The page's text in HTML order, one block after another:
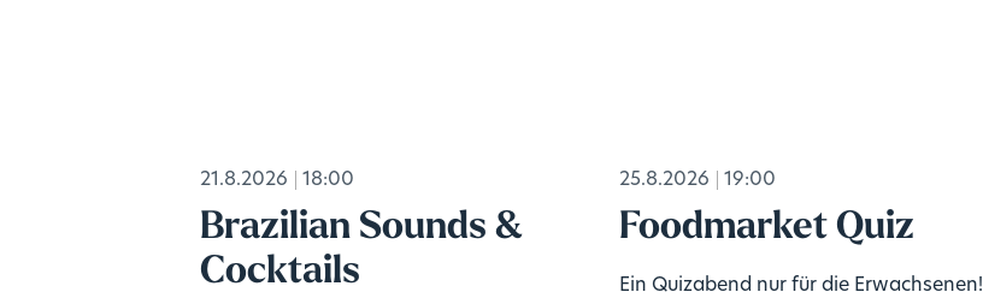
21.8.2026 18:00
Brazilian Sounds &
Cocktails
25.8.2026 19:00
Foodmarket Quiz
Ein Quizabend nur für die Erwachsenen!